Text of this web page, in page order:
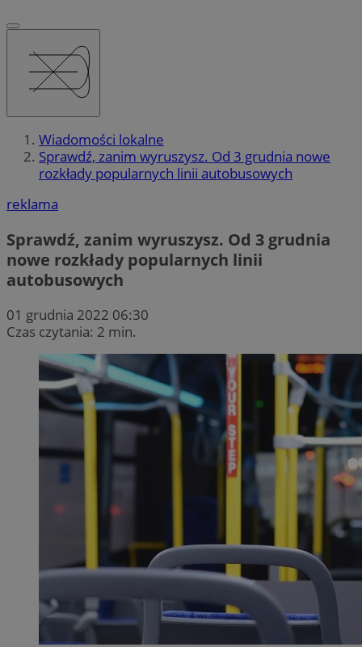
Wiadomości lokalne
Sprawdź, zanim wyruszysz. Od 3 grudnia nowe
rozkłady popularnych linii autobusowych
reklama
Sprawdź, zanim wyruszysz. Od 3 grudnia
nowe rozkłady popularnych linii
autobusowych
01 grudnia 2022 06:30
Czas czytania: 2 min.